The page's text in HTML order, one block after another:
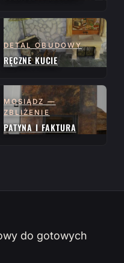
DETAL OBUDOWY
RĘCZNE KUCIE
MOSIĄDZ —
ZBLIŻENIE
PATYNA I FAKTURA
do gotowych